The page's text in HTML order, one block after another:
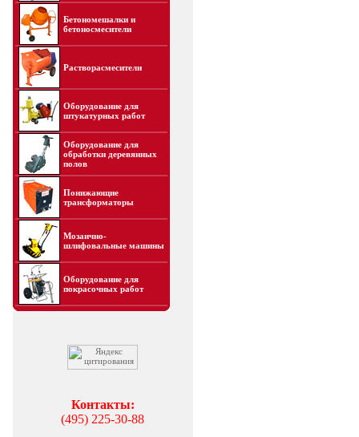
Бетономешалки и
бетоносмесители
Растворасмесители
Оборудование для
штукатурных работ
Оборудование для
обработки деревянных
полов
Понижающие
трансформаторы
Мозаично-
шлифовальные машины
Оборудование для
покрасочных работ
Контакты:
(495) 225-30-88